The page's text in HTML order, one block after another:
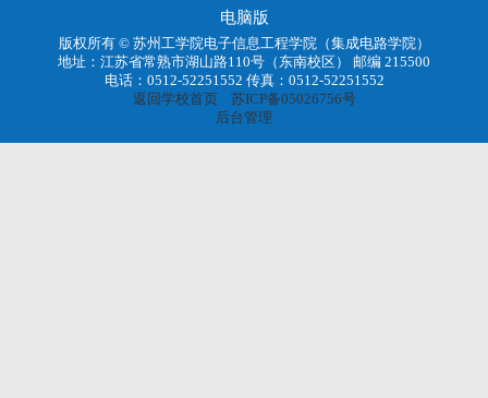
电脑版
版权所有 © 苏州工学院电子信息工程学院（集成电路学院）
地址：江苏省常熟市湖山路110号（东南校区） 邮编 215500
电话：0512-52251552 传真：0512-52251552
返回学校首页
苏ICP备05026756号
后台管理